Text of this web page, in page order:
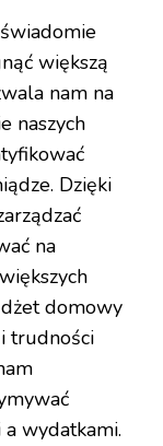
większą
nam na
naszych
Dzięki
na
domowy
trudności
wydatkami.